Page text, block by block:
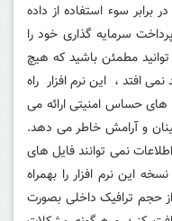
برابر سوء استفاده از داده
سرمایه گذاری خود را
مطمئن باشید که هیچ
افتد ، این نرم افزار راه
های حساس امنیتی ارائه می
و آرامش خاطر می دهد.
نمی توانند فایل های
این نرم افزار را بهمراه
حجم ترافیک داخلی بصورت